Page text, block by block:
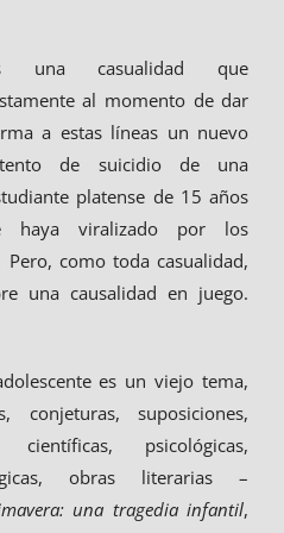
una casualidad que
al momento de dar
a estas líneas un nuevo
de suicidio de una
platense de 15 años
haya viralizado por los
como toda casualidad,
una causalidad en juego.
es un viejo tema,
conjeturas, suposiciones,
científicas, psicológicas,
obras literarias –
una tragedia infantil,